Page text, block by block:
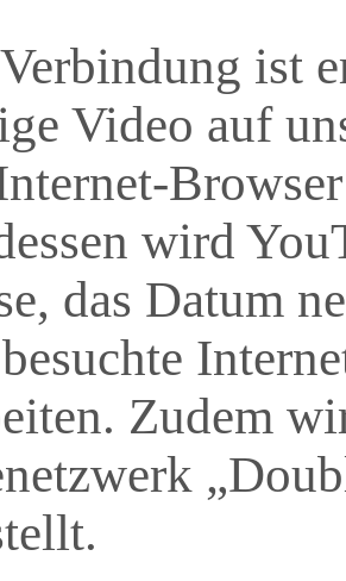
ist
Video auf
wird
das Datum
Zudem